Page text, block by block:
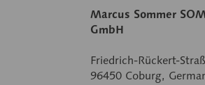
Marcus Sommer
GmbH
Friedrich-Rückert-
96450 Coburg,